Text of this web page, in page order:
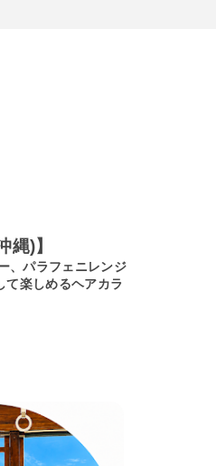
)】
、パラフェニレンジ
て楽しめるヘアカラ